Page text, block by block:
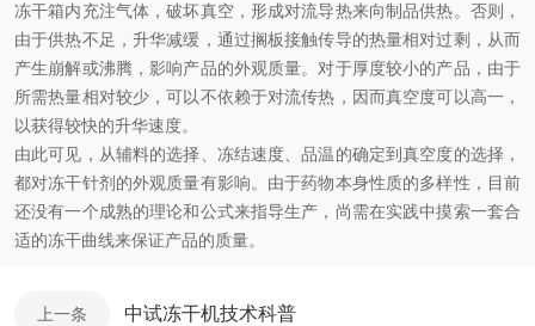
冻干箱内充注气体，破坏真空，形成对流导热来向制品供热。否则，
由于供热不足，升华减缓，通过搁板接触传导的热量相对过剩，从而
产生崩解或沸腾，影响产品的外观质量。对于厚度较小的产品，由于
所需热量相对较少，可以不依赖于对流传热，因而真空度可以高一，
以获得较快的升华速度。
由此可见，从辅料的选择、冻结速度、品温的确定到真空度的选择，
都对冻干针剂的外观质量有影响。由于药物本身性质的多样性，目前
还没有一个成熟的理论和公式来指导生产，尚需在实践中摸索一套合
适的冻干曲线来保证产品的质量。
上一条 中试冻干机技术科普